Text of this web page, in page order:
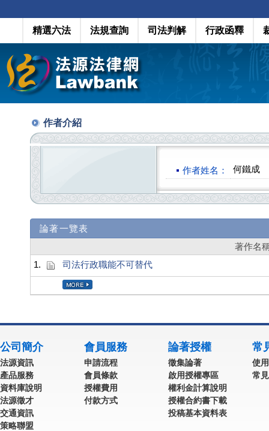
精選六法 法規查詢 司法判解 行政函釋
作者介紹
作者姓名： 何鐵成
論著一覽表
著作名
1.
司法行政職能不可替代
公司簡介
法源資訊
產品服務
資料庫說明
法源徵才
交通資訊
策略聯盟
會員服務
申請流程
會員條款
授權費用
付款方式
論著授權
徵集論著
啟用授權專區
權利金計算說明
授權合約書下載
投稿基本資料表
常
使
常